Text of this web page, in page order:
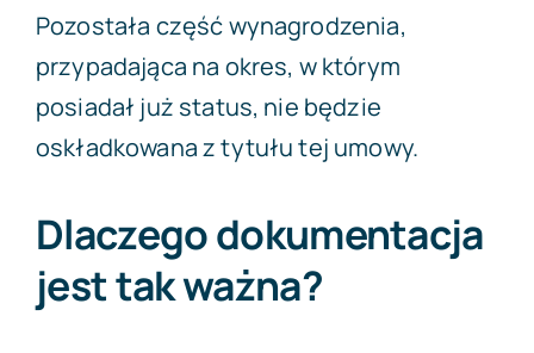
Pozostała część wynagrodzenia,
przypadająca na okres, w którym
posiadał już status, nie będzie
oskładkowana z tytułu tej umowy.
Dlaczego dokumentacja
jest tak ważna?